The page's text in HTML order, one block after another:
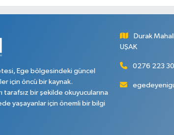
Ege bölgesindeki güncel
için öncü bir kaynak.
tarafsız bir şekilde okuyucularına
yaşayanlar için önemli bir bilgi
Durak
UŞAK
0276 223